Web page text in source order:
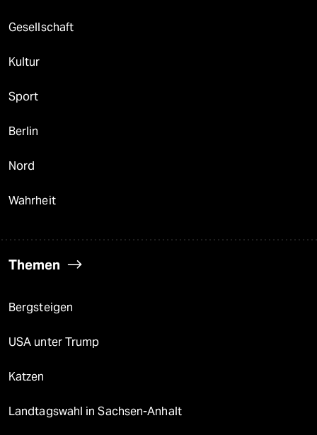
Gesellschaft
Kultur
Sport
Berlin
Nord
Wahrheit
Themen
Bergsteigen
USA unter Trump
Katzen
Landtagswahl in Sachsen-Anhalt